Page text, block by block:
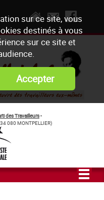
sur ce site, vous
destinés à vous
sur ce site et
Accepter
des Travailleurs-
080 MONTPELLIER)